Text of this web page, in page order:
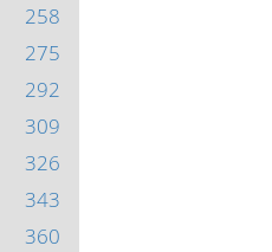
258
275
292
309
326
343
360